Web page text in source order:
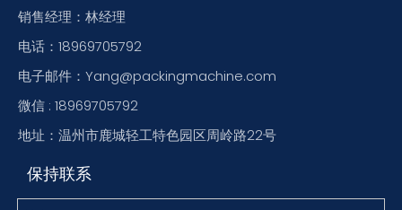
销售经理：林经理
电话：18969705792
电子邮件：Yang@packingmachine.com
微信 : 18969705792
地址：温州市鹿城轻工特色园区周岭路22号
保持联系